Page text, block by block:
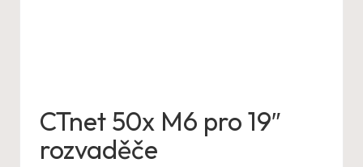
CTnet 50x M6 pro 19″
rozvaděče